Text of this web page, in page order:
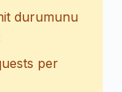
durumunu
per